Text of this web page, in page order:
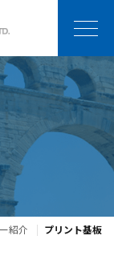
紹介 プリント基板